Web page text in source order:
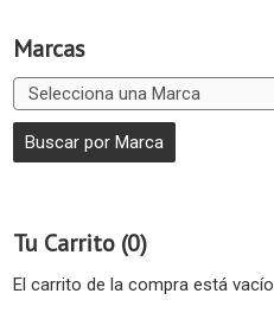
Marcas
Tu Carrito (0)
El carrito de la compra está vacío